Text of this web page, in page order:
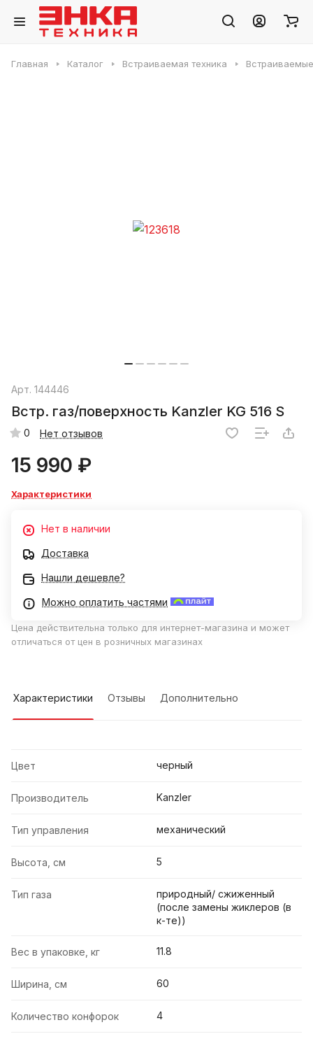
Главная Каталог Встраиваемая техника
Арт. 144446
Встр. газ/поверхность Kanzler KG 516 S
0 Нет отзывов
15 990 ₽
Характеристики
Нет в наличии
Доставка
Нашли дешевле?
Можно оплатить частями
Цена действительна только для интернет-магазина и может
отличаться от цен в розничных магазинах
Характеристики Отзывы Дополнительно
Цвет черный
Производитель Kanzler
Тип управления механический
Высота, см 5
Тип газа
природный/ сжиженный
(после замены жиклеров (в
к-те))
Вес в упаковке, кг 11.8
Ширина, см 60
Количество конфорок 4